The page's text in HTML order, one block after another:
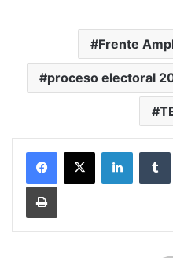
Frente
proceso electoral